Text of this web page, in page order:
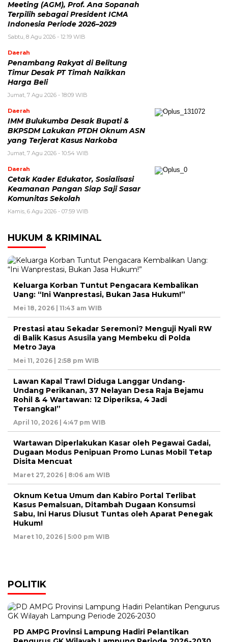
Meeting (AGM), Prof. Ana Sopanah
Terpilih sebagai President ICMA
Indonesia Periode 2026–2029
Sabtu, 8 Agu 2026 - 12:19 WIB
Daerah
Penambang Rakyat di Belitung
Timur Desak PT Timah Naikkan
Harga Beli
Jumat, 7 Agu 2026 - 18:09 WIB
Daerah
IMM Bulukumba Desak Bupati &
BKPSDM Lakukan PTDH Oknum ASN
yang Terjerat Kasus Narkoba
Jumat, 7 Agu 2026 - 10:54 WIB
Daerah
Cetak Kader Edukator, Sosialisasi
Keamanan Pangan Siap Saji Sasar
Komunitas Sekolah
Kamis, 6 Agu 2026 - 07:59 WIB
HUKUM & KRIMINAL
Keluarga Korban Tuntut Pengacara Kembalikan
Uang: “Ini Wanprestasi, Bukan Jasa Hukum!”
Mei 18, 2026 | 11:43 am WIB
Prestasi atau Sekadar Seremoni? Menguji Nyali RW
di Balik Kasus Asusila yang Membeku di Polda
Metro Jaya
Mei 11, 2026 | 2:58 pm WIB
Lawan Kapal Trawl Diduga Langgar Undang-
Undang Perikanan, 37 Nelayan Desa Raja Bejamu
Rohil & 4 Wartawan: 12 Diperiksa, 4 Jadi
Tersangka!”
April 10, 2026 | 4:47 pm WIB
Wartawan Diperlakukan Kasar oleh Pegawai Gadai,
Dugaan Modus Penipuan Promo Lunas Mobil Tetap
Disita Mencuat
Maret 27, 2026 | 8:06 am WIB
Oknum Ketua Umum dan Kabiro Portal Terlibat
Kasus Pemalsuan, Ditambah Dugaan Konsumsi
Sabu, Ini Harus Diusut Tuntas oleh Aparat Penegak
Hukum!
Maret 10, 2026 | 5:00 pm WIB
POLITIK
PD AMPG Provinsi Lampung Hadiri Pelantikan